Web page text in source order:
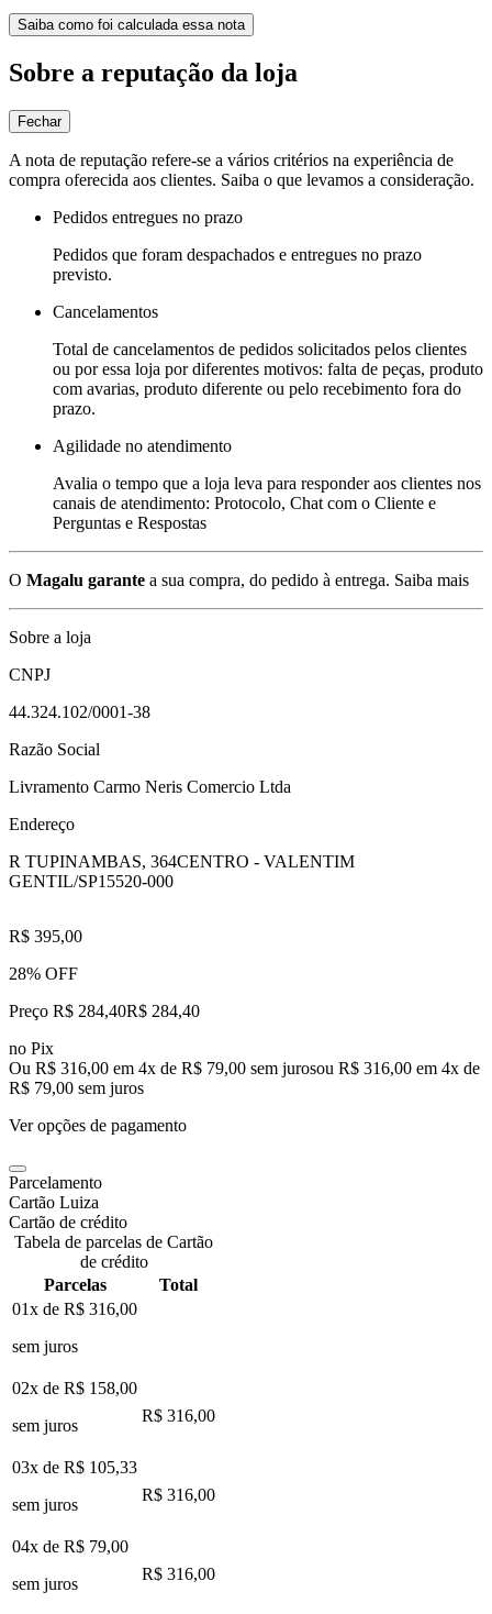
Saiba como foi calculada essa nota
Sobre a reputação da loja
Fechar
A nota de reputação refere-se a vários critérios na experiência de
compra oferecida aos clientes. Saiba o que levamos a consideração.
Pedidos entregues no prazo
Pedidos que foram despachados e entregues no prazo
previsto.
Cancelamentos
Total de cancelamentos de pedidos solicitados pelos clientes
ou por essa loja por diferentes motivos: falta de peças, produto
com avarias, produto diferente ou pelo recebimento fora do
prazo.
Agilidade no atendimento
Avalia o tempo que a loja leva para responder aos clientes nos
canais de atendimento: Protocolo, Chat com o Cliente e
Perguntas e Respostas
O Magalu garante a sua compra, do pedido à entrega. Saiba mais
Sobre a loja
CNPJ
44.324.102/0001-38
Razão Social
Livramento Carmo Neris Comercio Ltda
Endereço
R TUPINAMBAS, 364CENTRO - VALENTIM
GENTIL/SP15520-000
R$ 395,00
28% OFF
Preço R$ 284,40R$ 284,40
no Pix
Ou R$ 316,00 em 4x de R$ 79,00 sem jurosou R$ 316,00 em 4x de
R$ 79,00 sem juros
Ver opções de pagamento
Parcelamento
Cartão Luiza
Cartão de crédito
Tabela de parcelas de Cartão
de crédito
Parcelas
Total
01x de R$ 316,00
sem juros
02x de R$ 158,00
sem juros
R$ 316,00
03x de R$ 105,33
sem juros
R$ 316,00
04x de R$ 79,00
sem juros
R$ 316,00